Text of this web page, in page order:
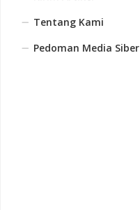
Tentang Kami
Pedoman Media Siber